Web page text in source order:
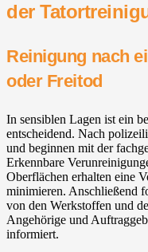
der
Reinigung nach
oder Freitod
In sensiblen Lagen ist ein
entscheidend. Nach
und beginnen mit der
Erkennbare
Oberflächen erhalten eine
minimieren. Anschließend
von den Werkstoffen und
Angehörige und
informiert.